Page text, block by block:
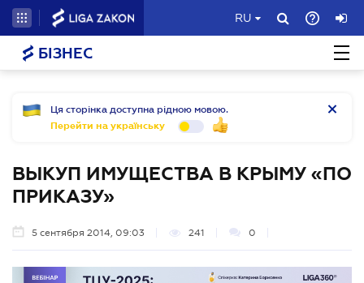
RU
БІЗНЕС
Ця сторінка доступна рідною мовою.
Перейти на українську
ВЫКУП ИМУЩЕСТВА В КРЫМУ «ПО
ПРИКАЗУ»
5 сентября 2014, 09:03 241 0